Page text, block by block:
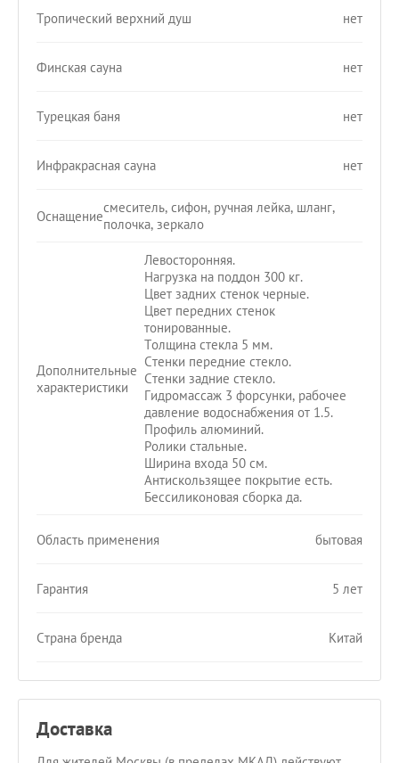
Тропический верхний душ нет
Финская сауна нет
Турецкая баня нет
Инфракрасная сауна нет
Оснащениесмеситель, сифон, ручная лейка, шланг,
полочка, зеркало
Дополнительные
характеристики
Левосторонняя.
Нагрузка на поддон 300 кг.
Цвет задних стенок черные.
Цвет передних стенок
тонированные.
Толщина стекла 5 мм.
Стенки передние стекло.
Стенки задние стекло.
Гидромассаж 3 форсунки, рабочее
давление водоснабжения от 1.5.
Профиль алюминий.
Ролики стальные.
Ширина входа 50 см.
Антискользящее покрытие есть.
Беcсиликоновая сборка да.
Область применения бытовая
Гарантия 5 лет
Страна бренда Китай
Доставка